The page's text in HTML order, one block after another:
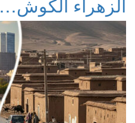
الزهراء